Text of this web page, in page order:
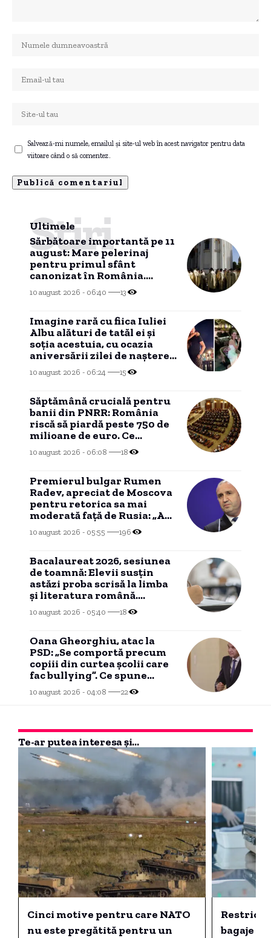
Salvează-mi numele, emailul și site-ul web în acest navigator pentru data
viitoare când o să comentez.
Ultimele
Știri
Sărbătoare importantă pe 11
august: Mare pelerinaj
pentru primul sfânt
canonizat în România.
Moaștele care vor fi expuse
spre închinare
10 august 2026 - 06:40 13
Imagine rară cu fiica Iuliei
Albu alături de tatăl ei și
soția acestuia, cu ocazia
aniversării zilei de naștere a
lui Mihai Albu. „Ale mele”
10 august 2026 - 06:24 15
Săptămână crucială pentru
banii din PNRR: România
riscă să piardă peste 750 de
milioane de euro. Ce
urmează
10 august 2026 - 06:08 18
Premierul bulgar Rumen
Radev, apreciat de Moscova
pentru retorica sa mai
moderată faţă de Rusia: „A
căpătat elemente raţionale”
10 august 2026 - 05:55 196
Bacalaureat 2026, sesiunea
de toamnă: Elevii susțin
astăzi proba scrisă la limba
și literatura română.
Structura subiectelor
10 august 2026 - 05:40 18
Oana Gheorghiu, atac la
PSD: „Se comportă precum
copiii din curtea școlii care
fac bullying”. Ce spune
despre alegerile anticipate
10 august 2026 - 04:08 22
Te-ar putea interesa și...
Cinci motive pentru care NATO
nu este pregătită pentru un
bagaje